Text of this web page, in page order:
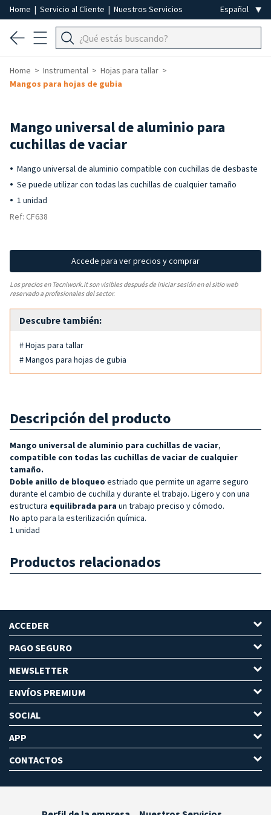
Home | Servicio al Cliente | Nuestros Servicios
Home Instrumental
Hojas para tallar
Mangos para hojas de gubia
Mango universal de aluminio para
cuchillas de vaciar
Mango universal de aluminio compatible con cuchillas de desbaste
Se puede utilizar con todas las cuchillas de cualquier tamaño
1 unidad
Ref: CF638
Accede para ver precios y comprar
Los precios en Tecniwork.it son visibles después de iniciar sesión en el sitio web
reservado a profesionales del sector.
Descubre también:
# Hojas para tallar
# Mangos para hojas de gubia
Descripción del producto
Mango universal de aluminio para cuchillas de vaciar,
compatible con todas las cuchillas de vaciar de cualquier
tamaño.
Doble anillo de bloqueo estriado que permite un agarre seguro
durante el cambio de cuchilla y durante el trabajo. Ligero y con una
estructura equilibrada para un trabajo preciso y cómodo.
No apto para la esterilización química.
1 unidad
Productos relacionados
ACCEDER
PAGO SEGURO
NEWSLETTER
ENVÍOS PREMIUM
SOCIAL
APP
CONTACTOS